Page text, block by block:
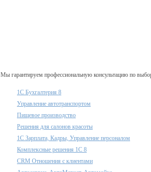
Мы гарантируем профессиональную консультацию по
1С Бухгалтерия 8
Управление автотранспортом
Пищевое производство
Решения для салонов красоты
1С Зарплата, Кадры, Управление персоналом
Комплексные решения 1С 8
CRM Отношения с клиентами